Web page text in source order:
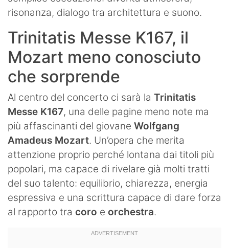
risonanza, dialogo tra architettura e suono.
Trinitatis Messe K167, il
Mozart meno conosciuto
che sorprende
Al centro del concerto ci sarà la Trinitatis
Messe K167, una delle pagine meno note ma
più affascinanti del giovane Wolfgang
Amadeus Mozart. Un’opera che merita
attenzione proprio perché lontana dai titoli più
popolari, ma capace di rivelare già molti tratti
del suo talento: equilibrio, chiarezza, energia
espressiva e una scrittura capace di dare forza
al rapporto tra coro e orchestra.